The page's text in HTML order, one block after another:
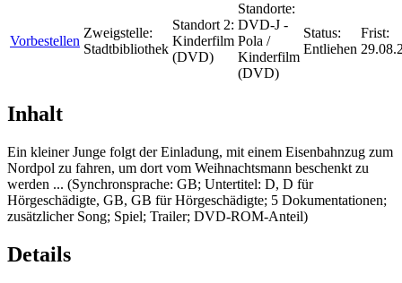
Vorbestellen
Zweigstelle:
Stadtbibliothek
Standort 2:
Kinderfilm
(DVD)
Standorte:
DVD-J -
Pola /
Kinderfilm
(DVD)
Status:
Entliehen
Frist:
Inhalt
Ein kleiner Junge folgt der Einladung, mit einem Eisenbahnzug zum
Nordpol zu fahren, um dort vom Weihnachtsmann beschenkt zu
werden ... (Synchronsprache: GB; Untertitel: D, D für
Hörgeschädigte, GB, GB für Hörgeschädigte; 5 Dokumentationen;
zusätzlicher Song; Spiel; Trailer; DVD-ROM-Anteil)
Details